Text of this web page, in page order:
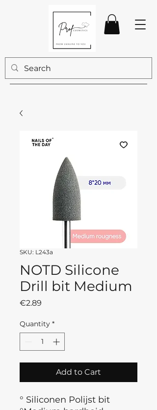
SKU: L243a
NOTD Silicone
Drill bit Medium
€2.89
Quantity *
Add to Cart
° Siliconen Polijst bit